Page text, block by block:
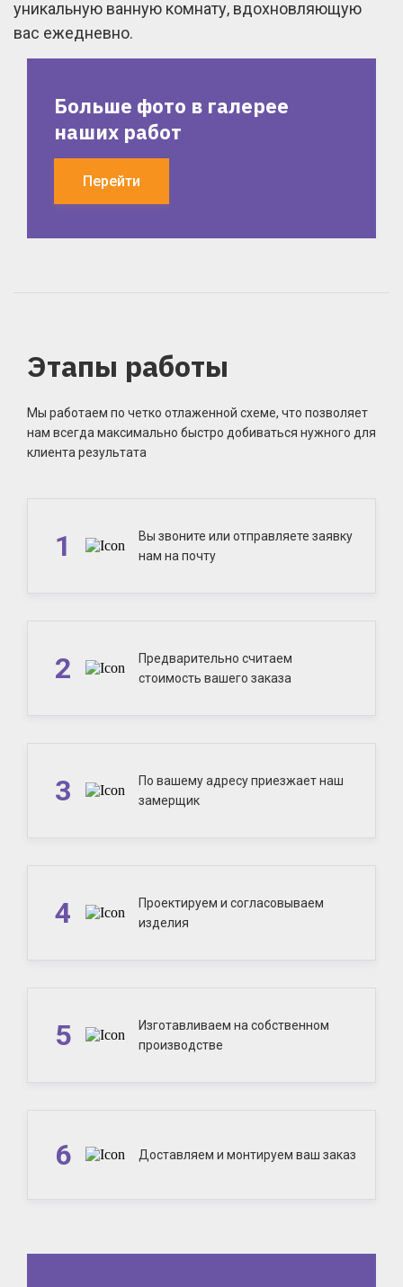
уникальную ванную комнату, вдохновляющую
вас ежедневно.
Больше фото в галерее
наших работ
Перейти
Этапы работы
Мы работаем по четко отлаженной схеме, что позволяет
нам всегда максимально быстро добиваться нужного для
клиента результата
1
Вы звоните или отправляете заявку
нам на почту
2
Предварительно считаем
стоимость вашего заказа
3
По вашему адресу приезжает наш
замерщик
4
Проектируем и согласовываем
изделия
5
Изготавливаем на собственном
производстве
6 Доставляем и монтируем ваш заказ